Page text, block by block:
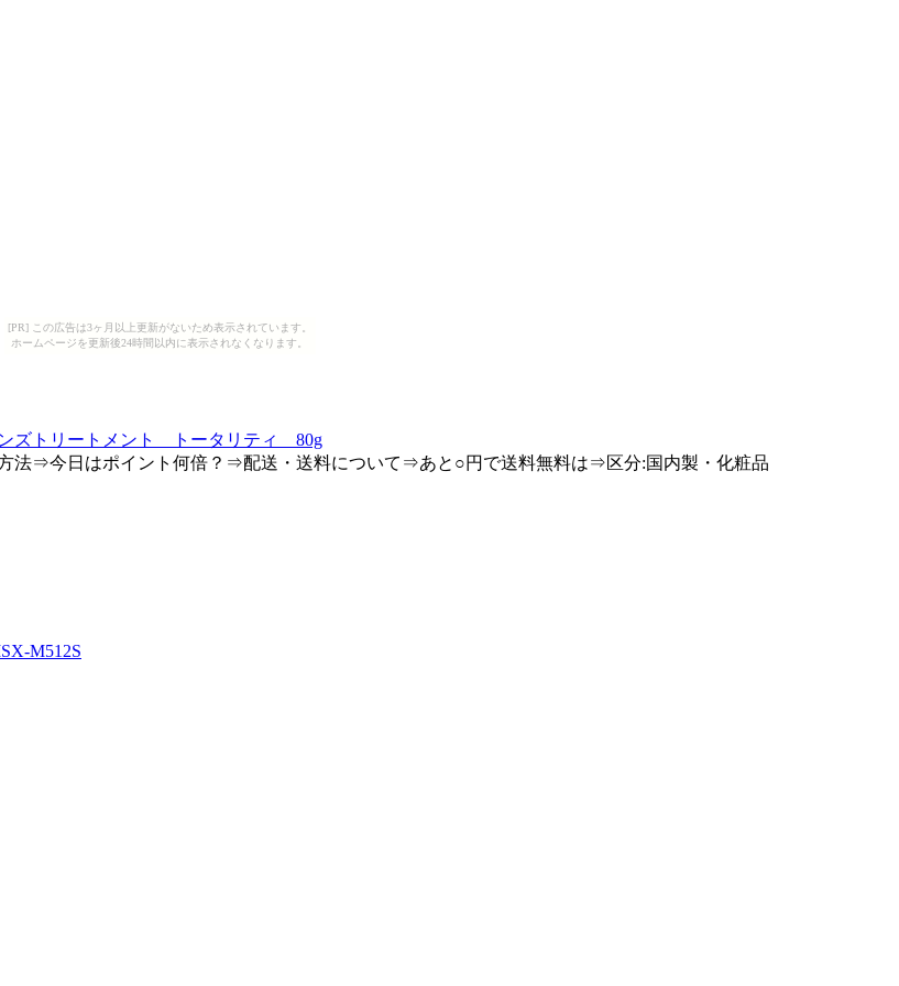
[PR] この広告は3ヶ月以上更新がないため表示されています。
ホームページを更新後24時間以内に表示されなくなります。
ズトリートメント トータリティ 80g
法⇒今日はポイント何倍？⇒配送・送料について⇒あと○円で送料無料は⇒区分:国内製・化粧品
M512S